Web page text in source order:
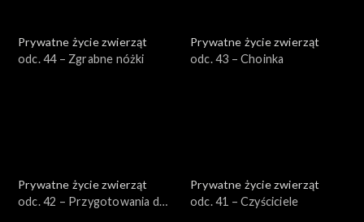
Prywatne życie zwierząt
odc. 44 – Zgrabne nóżki
Prywatne życie zwierząt
odc. 43 – Choinka
Prywatne życie zwierząt
odc. 42 – Przygotowania do
Prywatne życie zwierząt
odc. 41 – Czyściciele